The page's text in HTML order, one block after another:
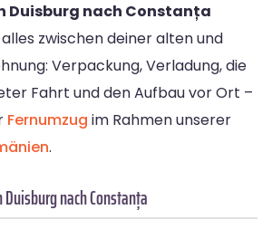
Duisburg nach Constanța
zwischen deiner alten und
Verpackung, Verladung, die
Fahrt und den Aufbau vor Ort –
Fernumzug im Rahmen unserer
.
nach Constanța